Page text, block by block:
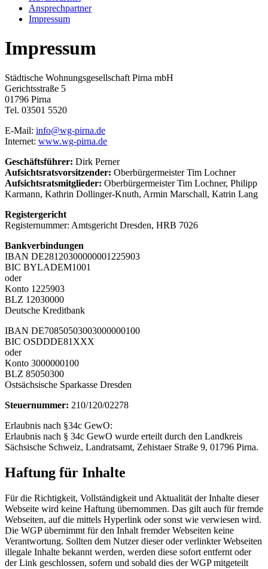
Ansprechpartner
Impressum
Impressum
Städtische Wohnungsgesellschaft Pirna mbH
Gerichtsstraße 5
01796 Pirna
Tel. 03501 5520
E-Mail: info@wg-pirna.de
Internet: www.wg-pirna.de
Geschäftsführer: Dirk Perner
Aufsichtsratsvorsitzender: Oberbürgermeister Tim Lochner
Aufsichtsratsmitglieder: Oberbürgermeister Tim Lochner, Philipp
Karmann, Kathrin Dollinger-Knuth, Armin Marschall, Katrin Lang
Registergericht
Registernummer: Amtsgericht Dresden, HRB 7026
Bankverbindungen
IBAN DE28120300000001225903
BIC BYLADEM1001
oder
Konto 1225903
BLZ 12030000
Deutsche Kreditbank
IBAN DE70850503003000000100
BIC OSDDDE81XXX
oder
Konto 3000000100
BLZ 85050300
Ostsächsische Sparkasse Dresden
Steuernummer: 210/120/02278
Erlaubnis nach §34c GewO:
Erlaubnis nach § 34c GewO wurde erteilt durch den Landkreis
Sächsische Schweiz, Landratsamt, Zehistaer Straße 9, 01796 Pirna.
Haftung für Inhalte
Für die Richtigkeit, Vollständigkeit und Aktualität der Inhalte dieser
Webseite wird keine Haftung übernommen. Das gilt auch für fremde
Webseiten, auf die mittels Hyperlink oder sonst wie verwiesen wird.
Die WGP übernimmt für den Inhalt fremder Webseiten keine
Verantwortung. Sollten dem Nutzer dieser oder verlinkter Webseiten
illegale Inhalte bekannt werden, werden diese sofort entfernt oder
der Link geschlossen, sofern und sobald dies der WGP mitgeteilt